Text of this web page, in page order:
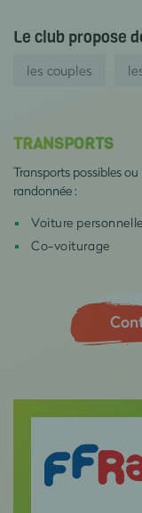
Le club propose
les couples
TRANSPORTS
Transports possibles
randonnée :
Voiture personnelle
Co-voiturage